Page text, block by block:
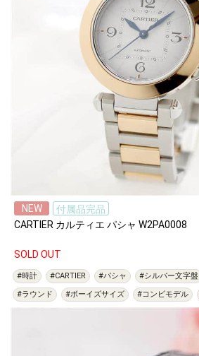
NEW
付属品完品
CARTIER カルティエ パシャ W2PA0008
SOLD OUT
#時計 #CARTIER #パシャ #シルバー文字盤
#ラウンド
#ボーイズサイズ #コンビモデル